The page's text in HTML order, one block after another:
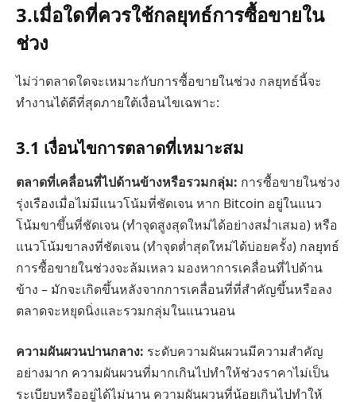
3.เมื่อใดที่ควรใช้กลยุทธ์การซื้อขายใน
ช่วง
ไม่ว่าตลาดใดจะเหมาะกับการซื้อขายในช่วง กลยุทธ์นี้จะ
ทำงานได้ดีที่สุดภายใต้เงื่อนไขเฉพาะ:
3.1 เงื่อนไขการตลาดที่เหมาะสม
ตลาดที่เคลื่อนที่ไปด้านข้างหรือรวมกลุ่ม: การซื้อขายในช่วง
รุ่งเรืองเมื่อไม่มีแนวโน้มที่ชัดเจน หาก Bitcoin อยู่ในแนว
โน้มขาขึ้นที่ชัดเจน (ทำจุดสูงสุดใหม่ได้อย่างสม่ำเสมอ) หรือ
แนวโน้มขาลงที่ชัดเจน (ทำจุดต่ำสุดใหม่ได้บ่อยครั้ง) กลยุทธ์
การซื้อขายในช่วงจะล้มเหลว มองหาการเคลื่อนที่ไปด้าน
ข้าง – มักจะเกิดขึ้นหลังจากการเคลื่อนที่ที่สำคัญขึ้นหรือลง
ตลาดจะหยุดนิ่งและรวมกลุ่มในแนวนอน
ความผันผวนปานกลาง: ระดับความผันผวนมีความสำคัญ
อย่างมาก ความผันผวนที่มากเกินไปทำให้ช่วงราคาไม่เป็น
ระเบียบหรืออยู่ได้ไม่นาน ความผันผวนที่น้อยเกินไปทำให้